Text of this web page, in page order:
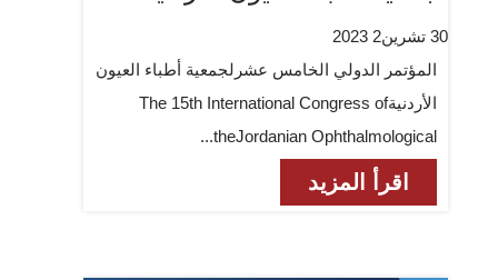
30 تشرين2 2023
المؤتمر الدولي الخامس عشرلجمعية أطباء العيون
الأردنيةThe 15th International Congress of
theJordanian Ophthalmological...
اقرأ المزيد